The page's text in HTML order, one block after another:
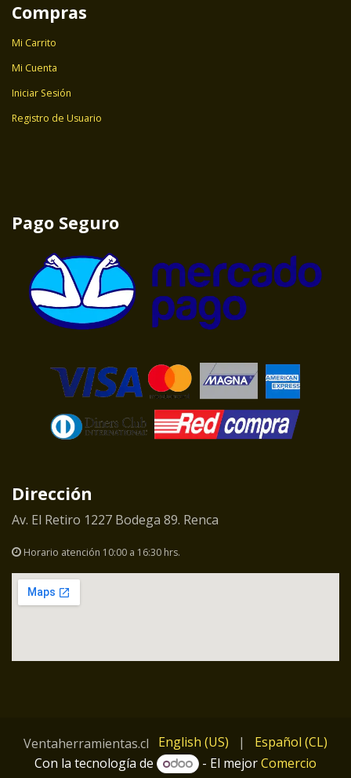
Compras
Mi Carrito
Mi Cuenta
Iniciar Sesión
Registro de Usuario
Pago Seguro
Dirección
Av. El Retiro 1227 Bodega 89. Renca
Horario atención 10:00 a 16:30 hrs.
Ventaherramientas.cl English (US) |
Español (CL)
Con la tecnología de
- El mejorComercio